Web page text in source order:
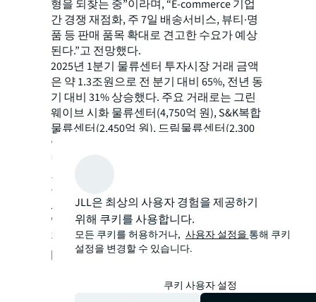
형을 되찾는 중”이라며, “E-commerce 기업
간 경쟁 재점화, 주 7일 배송서비스, 뷰티·명
품 등 판매 품목 확대로 견고한 수요가 예상
된다.”고 전망했다.
2025년 1분기 물류센터 투자시장 거래 금액
은 약 1.3조원으로 전 분기 대비 65%, 전년 동
기 대비 31% 상승했다. 주요 거래로는 그린
웨이브 시화 물류센터(4,750억 원), S&K복합
물류센터(2,450억 원), 드림물류센터(2,300
억 원) 등이 있었다.
민수희 JLL 코리아 캐피털마켓 상무는, "해
외 투자자 중심의 관심이 지속되는 가운데,
국내 기관들의 물류자산 투자 검토 재개로
시장 유동성에 긍정적 영향이 예상된다"며
"향후 코어성 매물 거래도 늘어날 것"이라고
전망했다.
[주석]
: 연면적 1만평 이상의 물류
JLL은 최상의 사용자 경험을 제공하기
위해 쿠키를 사용합니다.
모든 쿠키를 허용하거나, 사용자 설정을통해 쿠키
설정을 변경할 수 있습니다.
쿠키 사용자 설정